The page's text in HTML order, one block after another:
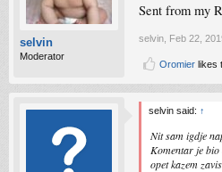
selvin
Moderator
Sent from my
selvin Feb 22,
Oromier likes
selvin said: ↑
Nit sam igdje
Komentar je
opet kazem